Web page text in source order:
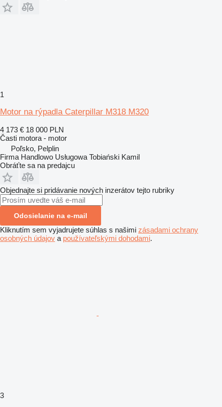
1
Motor na rýpadla Caterpillar M318 M320
4 173 € 18 000 PLN
Časti motora - motor
Poľsko, Pelplin
Firma Handlowo Usługowa Tobiański Kamil
Obráťte sa na predajcu
Objednajte si pridávanie nových inzerátov tejto rubriky
Odosielanie na e-mail
Kliknutím sem vyjadrujete súhlas s našimi zásadami ochrany
osobných údajov a používateľskými dohodami.
3